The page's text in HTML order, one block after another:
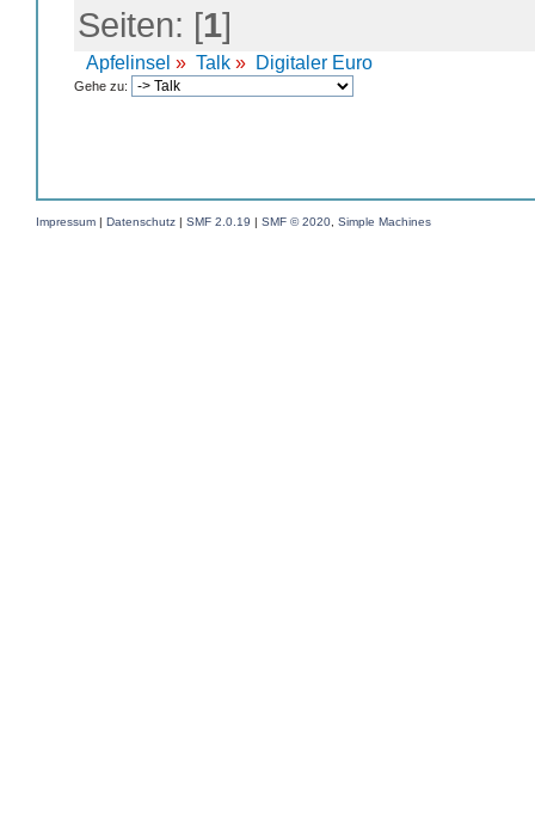
Seiten: [1]
Apfelinsel » Talk » Digitaler Euro
Gehe zu:
Impressum | Datenschutz | SMF 2.0.19 | SMF © 2020 Simple Machines